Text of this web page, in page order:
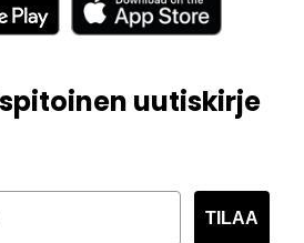
uutiskirje
TILAA